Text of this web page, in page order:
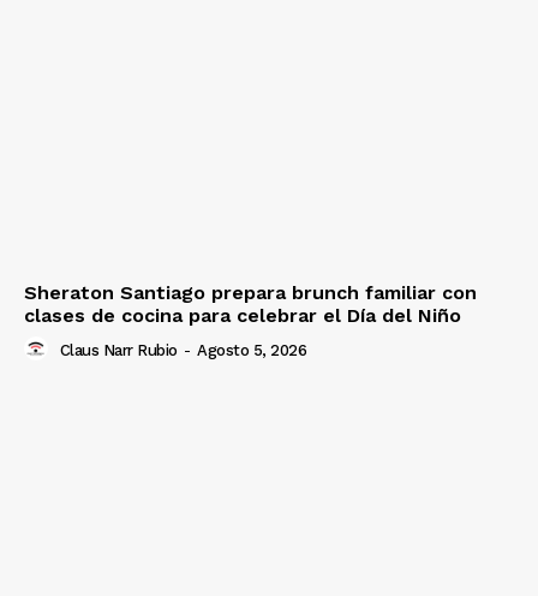
Sheraton Santiago prepara brunch familiar con
clases de cocina para celebrar el Día del Niño
Claus Narr Rubio - Agosto 5, 2026